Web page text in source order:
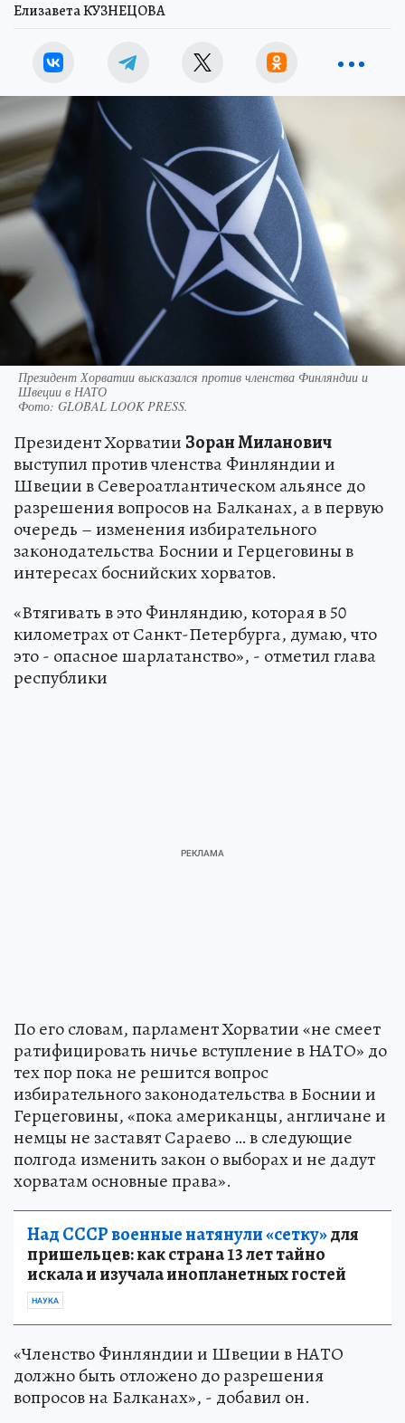
Елизавета КУЗНЕЦОВА
Президент Хорватии высказался против членства Финляндии и
Швеции в НАТО
Фото: GLOBAL LOOK PRESS.
Президент Хорватии Зоран Миланович
выступил против членства Финляндии и
Швеции в Североатлантическом альянсе до
разрешения вопросов на Балканах, а в первую
очередь – изменения избирательного
законодательства Боснии и Герцеговины в
интересах боснийских хорватов.
«Втягивать в это Финляндию, которая в 50
километрах от Санкт-Петербурга, думаю, что
это - опасное шарлатанство», - отметил глава
республики
По его словам, парламент Хорватии «не смеет
ратифицировать ничье вступление в НАТО» до
тех пор пока не решится вопрос
избирательного законодательства в Боснии и
Герцеговины, «пока американцы, англичане и
немцы не заставят Сараево … в следующие
полгода изменить закон о выборах и не дадут
хорватам основные права».
Над СССР военные натянули «сетку»для
пришельцев: как страна 13 лет тайно
искала и изучала инопланетных гостей
НАУКА
«Членство Финляндии и Швеции в НАТО
должно быть отложено до разрешения
вопросов на Балканах», - добавил он.